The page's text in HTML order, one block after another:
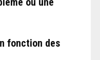
fonction des